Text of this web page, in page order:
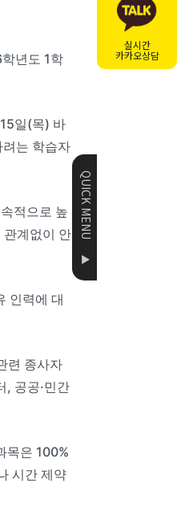
년도 1학
일(목) 바
는 학습자
적으로 높
계없이 안
인력에 대
련 종사자
, 공공·민간
목은 100%
시간 제약
실시간
카카오상담
QUICK MENU
▲